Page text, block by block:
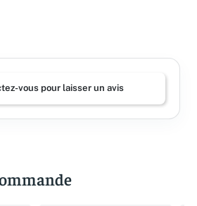
vous pour laisser un avis